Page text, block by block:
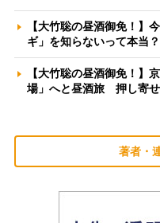
【大竹聡の昼酒御免！】
ギ」を知らないって本
【大竹聡の昼酒御免！】
場」へと昼酒旅 押し寄
著者・